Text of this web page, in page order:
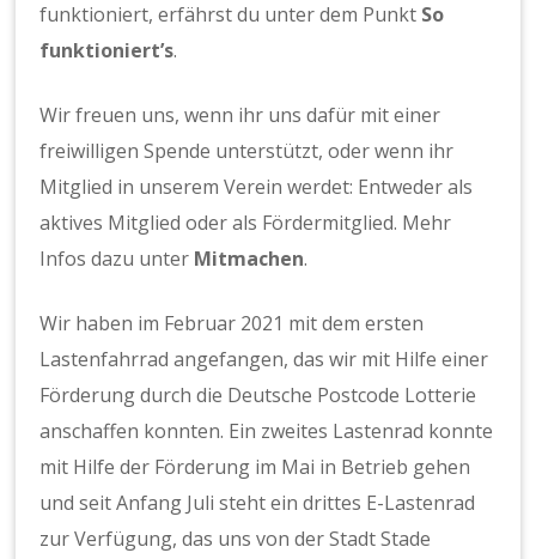
funktioniert, erfährst du unter dem Punkt So
funktioniert’s.
Wir freuen uns, wenn ihr uns dafür mit einer
freiwilligen Spende unterstützt, oder wenn ihr
Mitglied in unserem Verein werdet: Entweder als
aktives Mitglied oder als Fördermitglied. Mehr
Infos dazu unter Mitmachen.
Wir haben im Februar 2021 mit dem ersten
Lastenfahrrad angefangen, das wir mit Hilfe einer
Förderung durch die Deutsche Postcode Lotterie
anschaffen konnten. Ein zweites Lastenrad konnte
mit Hilfe der Förderung im Mai in Betrieb gehen
und seit Anfang Juli steht ein drittes E-Lastenrad
zur Verfügung, das uns von der Stadt Stade